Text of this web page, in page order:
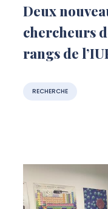
Deux
chercheurs
rangs de
RECHERCHE